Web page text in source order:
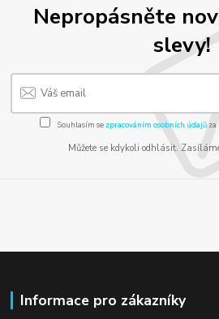
Nepropásněte
slevy!
Souhlasím se zpracováním osobních údajůza
Můžete se kdykoli odhlásit.
Informace pro zákazníky